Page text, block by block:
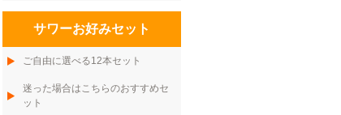
サワーお好みセット
ご自由に選べる12本セット
迷った場合はこちらのおすすめセ
ット